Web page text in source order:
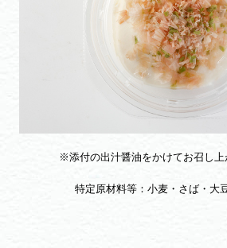
※添付の出汁醤油をかけてお召し上
特定原材料等：小麦・さば・大